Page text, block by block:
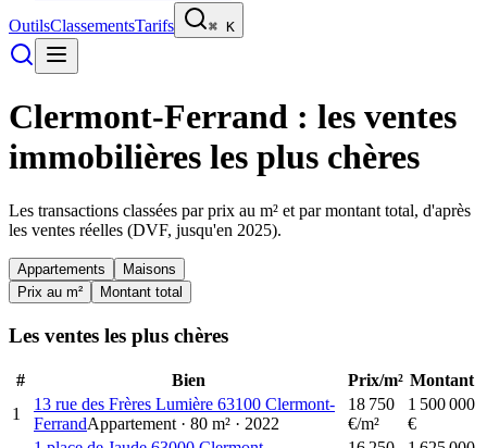
OutilsClassementsTarifs ⌘ K
Clermont-Ferrand : les ventes
immobilières les plus chères
Les transactions classées par prix au m² et par montant total, d'après
les ventes réelles (DVF, jusqu'en 2025).
Appartements
Maisons
Prix au m²
Montant total
Les ventes les plus chères
# Bien Prix/m² Montant
1
13 rue des Frères Lumière 63100 Clermont-
FerrandAppartement · 80 m² · 2022
18 750
€/m²
1 500 000
€